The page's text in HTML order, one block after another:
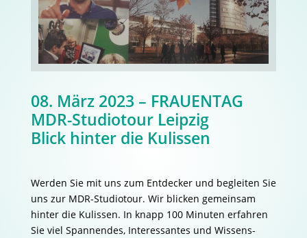
08. März 2023 – FRAUENTAG
MDR-Studiotour Leipzig
Blick hinter die Kulissen
Werden Sie mit uns zum Entdecker und begleiten Sie
uns zur MDR-Studiotour. Wir blicken gemeinsam
hinter die Kulissen. In knapp 100 Minuten erfahren
Sie viel Spannendes, Interessantes und Wissens-